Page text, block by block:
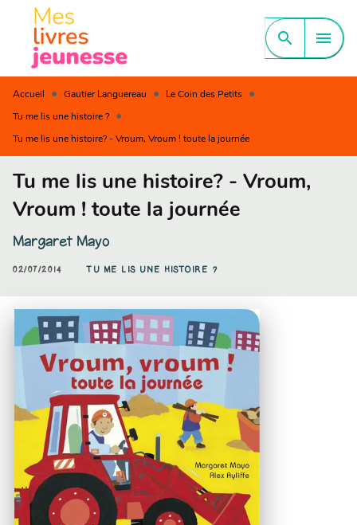
MENU CONTENU
PIED DE PAGE
search menu
Accueil • Gautier Languereau • Le Coin des Petits •
Tu me lis une histoire ? •
Tu me lis une histoire? - Vroum, Vroum ! toute la journée
Tu me lis une histoire? - Vroum,
Vroum ! toute la journée
Margaret Mayo
02/07/2014 TU ME LIS UNE HISTOIRE ?